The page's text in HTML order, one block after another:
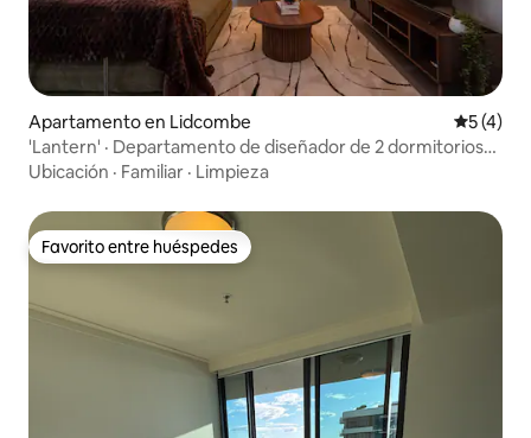
Apartamento en Lidcombe
5 (4)
'Lantern' · Departamento de diseñador de 2 dormitorios
con piscina y estacionamiento
Ubicación · Familiar · Limpieza
Favorito entre huéspedes
Favorito entre huéspedes